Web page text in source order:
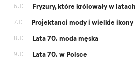
6.0 Fryzury, które królowały w
7.0 Projektanci mody i wielkie ikony
8.0 Lata 70. moda męska
9.0 Lata 70. w Polsce